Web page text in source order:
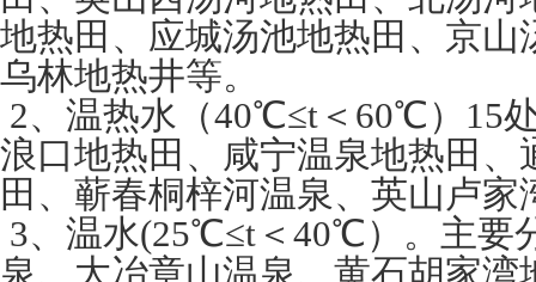
地热田、应城汤池地热田、京山
乌林地热井等。
2、温热水（40℃≤t＜60℃）15
浪口地热田、咸宁温泉地热田、
田、蕲春桐梓河温泉、英山卢家
3、温水(25℃≤t＜40℃）。主要
泉、大冶章山温泉、黄石胡家湾